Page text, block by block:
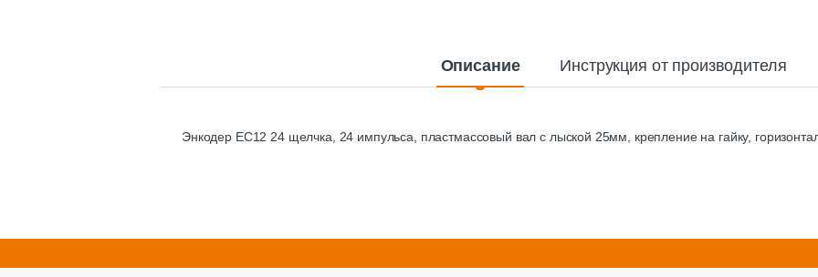
Описание Инструкция от производителя
Энкодер EC12 24 щелчка, 24 импульса, пластмассовый вал с лыской 25мм, крепление на гайку,